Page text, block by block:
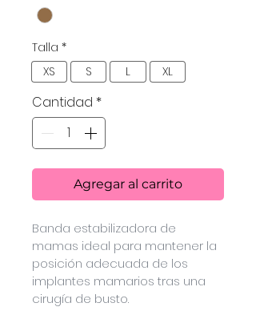
Talla *
XS
S L XL
Cantidad *
Agregar al carrito
Banda estabilizadora de
mamas ideal para mantener la
posición adecuada de los
implantes mamarios tras una
cirugía de busto.